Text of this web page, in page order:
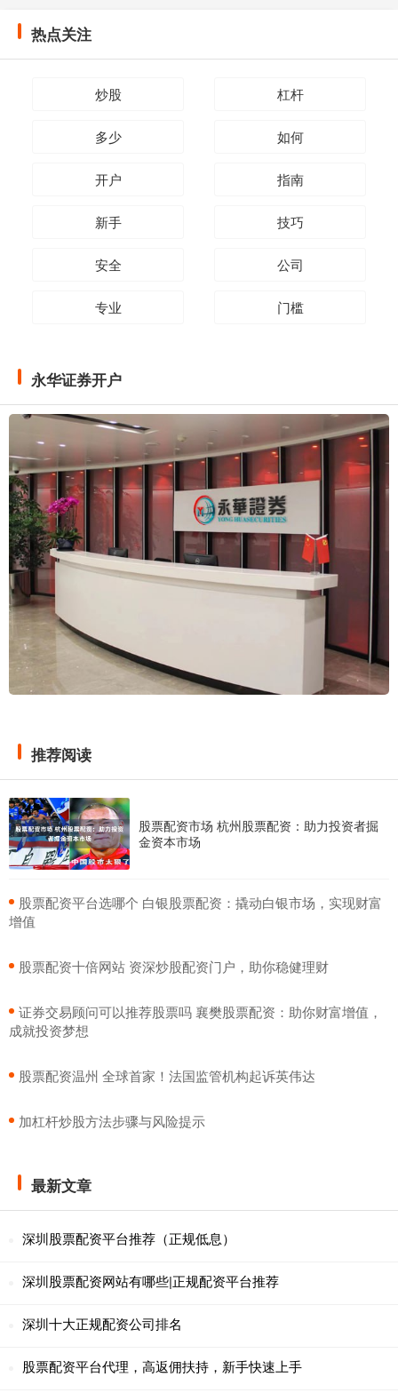
热点关注
炒股 杠杆
多少 如何
开户 指南
新手 技巧
安全 公司
专业 门槛
永华证券开户
推荐阅读
股票配资市场 杭州股票配资：助力投资者掘
金资本市场
​股票配资平台选哪个 白银股票配资：撬动白银市场，实现财富
增值
​股票配资十倍网站 资深炒股配资门户，助你稳健理财
​证券交易顾问可以推荐股票吗 襄樊股票配资：助你财富增值，
成就投资梦想
​股票配资温州 全球首家！法国监管机构起诉英伟达
​加杠杆炒股方法步骤与风险提示
最新文章
深圳股票配资平台推荐（正规低息）
深圳股票配资网站有哪些|正规配资平台推荐
深圳十大正规配资公司排名
股票配资平台代理，高返佣扶持，新手快速上手